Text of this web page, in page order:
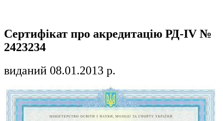
Сертифікат про акредитацію РД-ІV №
2423234
виданий 08.01.2013 р.